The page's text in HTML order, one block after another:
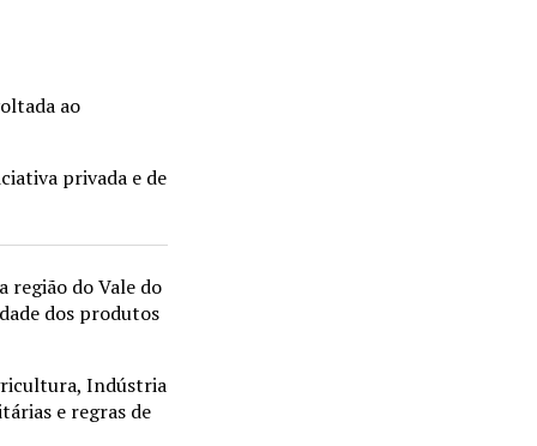
ao
privada e de
região do Vale do
dos produtos
Indústria
e regras de